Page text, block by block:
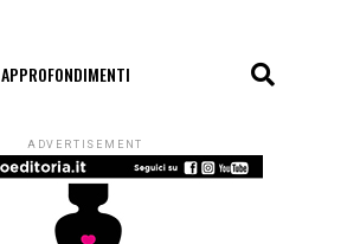
ADVERTISEMENT